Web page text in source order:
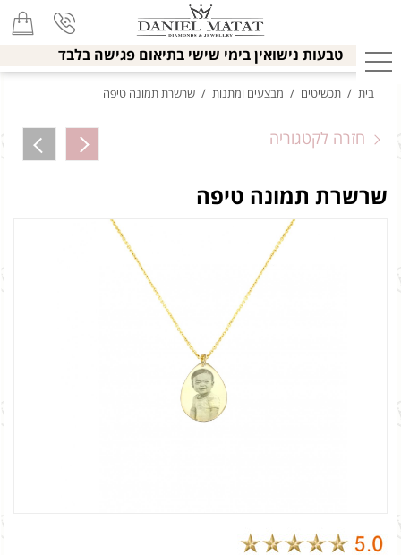
טבעות נישואין בימי שישי בתיאום פגישה בלבד
בית / תכשיטים / מבצעים ומתנות / שרשרת תמונה טיפה
חזרה לקטגוריה
שרשרת תמונה טיפה